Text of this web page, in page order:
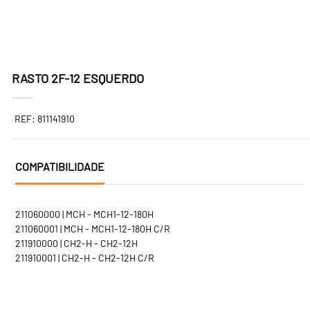
RASTO 2F-12 ESQUERDO
REF: 811141910
COMPATIBILIDADE
211060000 | MCH - MCH1-12-180H
211060001 | MCH - MCH1-12-180H C/R
211910000 | CH2-H - CH2-12H
211910001 | CH2-H - CH2-12H C/R